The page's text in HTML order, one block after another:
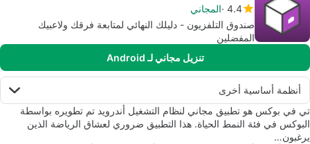
4.4 المجاني
صندوق التلفزيون - دليلك النهائي لمتابعة فرقك ولاعبيك
المفضلين
تنزيل مجاني لـ Android
أنظمة أساسية أخرى
تي في بوكس هو تطبيق مجاني لنظام التشغيل أندرويد تم تطويره بواسطة
البوكس في فئة النمط الحياة. هذا التطبيق ضروري لعشاق الرياضة الذين
يرغبون…